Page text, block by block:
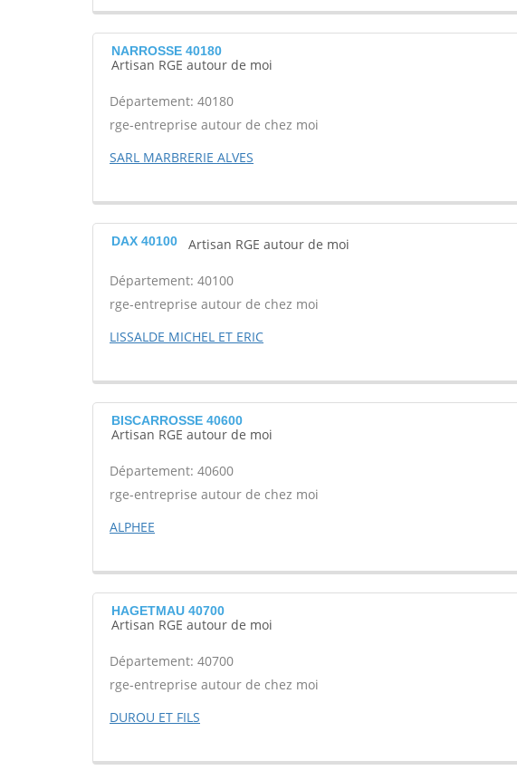
NARROSSE 40180
Artisan RGE autour de moi
Département: 40180
rge-entreprise autour de chez moi
SARL MARBRERIE ALVES
DAX 40100 Artisan RGE autour de moi
Département: 40100
rge-entreprise autour de chez moi
LISSALDE MICHEL ET ERIC
BISCARROSSE 40600
Artisan RGE autour de moi
Département: 40600
rge-entreprise autour de chez moi
ALPHEE
HAGETMAU 40700
Artisan RGE autour de moi
Département: 40700
rge-entreprise autour de chez moi
DUROU ET FILS